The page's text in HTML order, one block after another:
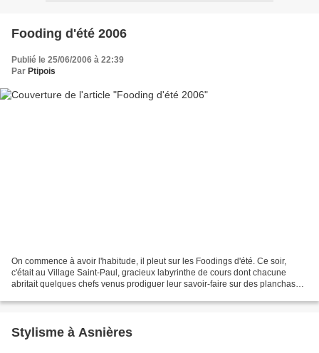
Fooding d'été 2006
Publié le 25/06/2006 à 22:39
Par Ptipois
On commence à avoir l'habitude, il pleut sur les Foodings d'été. Ce soir,
c'était au Village Saint-Paul, gracieux labyrinthe de cours dont chacune
abritait quelques chefs venus prodiguer leur savoir-faire sur des planchas
Stylisme à Asnières